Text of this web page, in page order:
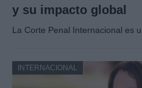
y su impacto global
La Corte Penal Internacional es
INTERNACIONAL